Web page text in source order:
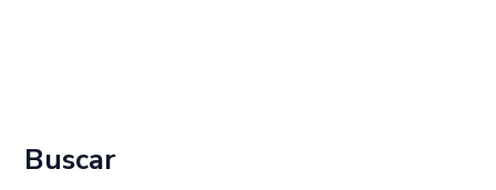
Buscar